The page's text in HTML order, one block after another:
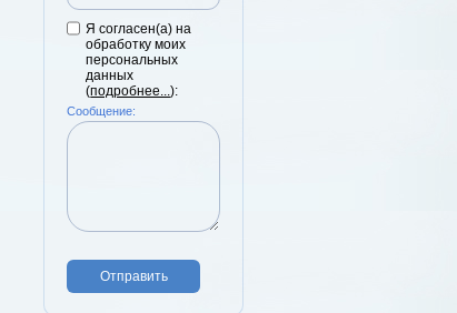
Я согласен(а) на
обработку моих
персональных
данных
(подробнее...):
Сообщение:
Отправить